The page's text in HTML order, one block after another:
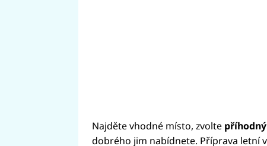
Najděte vhodné místo, zvolte
dobrého jim nabídnete. Příprava letní